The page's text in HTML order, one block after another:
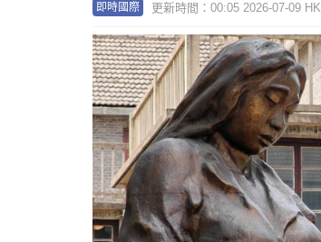
即時國際 更新時間：00:05 2026-07-09